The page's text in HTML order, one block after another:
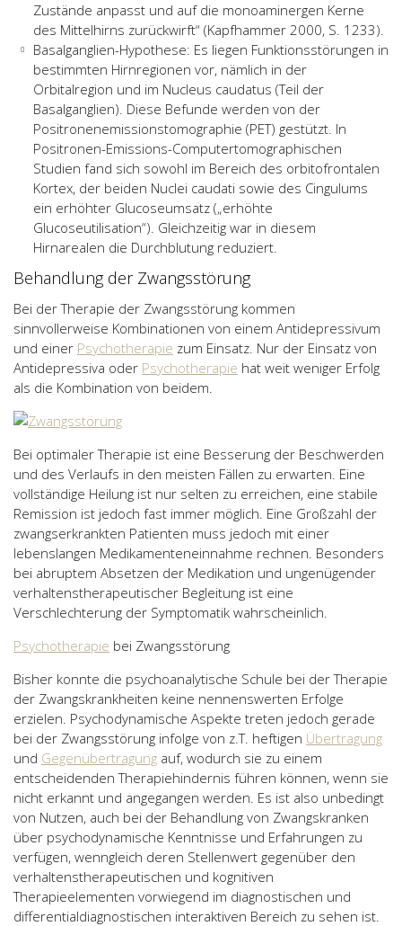
Zustände anpasst und auf die monoaminergen Kerne
des Mittelhirns zurückwirft“ (Kapfhammer 2000, S. 1233).
Basalganglien-Hypothese: Es liegen Funktionsstörungen in
bestimmten Hirnregionen vor, nämlich in der
Orbitalregion und im Nucleus caudatus (Teil der
Basalganglien). Diese Befunde werden von der
Positronenemissionstomographie (PET) gestützt. In
Positronen-Emissions-Computertomographischen
Studien fand sich sowohl im Bereich des orbitofrontalen
Kortex, der beiden Nuclei caudati sowie des Cingulums
ein erhöhter Glucoseumsatz („erhöhte
Glucoseutilisation“). Gleichzeitig war in diesem
Hirnarealen die Durchblutung reduziert.
Behandlung der Zwangsstörung
Bei der Therapie der Zwangsstörung kommen
sinnvollerweise Kombinationen von einem Antidepressivum
und einer Psychotherapie zum Einsatz. Nur der Einsatz von
Antidepressiva oder Psychotherapie hat weit weniger Erfolg
als die Kombination von beidem.
Bei optimaler Therapie ist eine Besserung der Beschwerden
und des Verlaufs in den meisten Fällen zu erwarten. Eine
vollständige Heilung ist nur selten zu erreichen, eine stabile
Remission ist jedoch fast immer möglich. Eine Großzahl der
zwangserkrankten Patienten muss jedoch mit einer
lebenslangen Medikamenteneinnahme rechnen. Besonders
bei abruptem Absetzen der Medikation und ungenügender
verhaltenstherapeutischer Begleitung ist eine
Verschlechterung der Symptomatik wahrscheinlich.
Psychotherapie bei Zwangsstörung
Bisher konnte die psychoanalytische Schule bei der Therapie
der Zwangskrankheiten keine nennenswerten Erfolge
erzielen. Psychodynamische Aspekte treten jedoch gerade
bei der Zwangsstörung infolge von z.T. heftigen Übertragung
und Gegenübertragung auf, wodurch sie zu einem
entscheidenden Therapiehindernis führen können, wenn sie
nicht erkannt und angegangen werden. Es ist also unbedingt
von Nutzen, auch bei der Behandlung von Zwangskranken
über psychodynamische Kenntnisse und Erfahrungen zu
verfügen, wenngleich deren Stellenwert gegenüber den
verhaltenstherapeutischen und kognitiven
Therapieelementen vorwiegend im diagnostischen und
differentialdiagnostischen interaktiven Bereich zu sehen ist.